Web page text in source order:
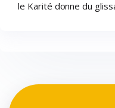
le Karité donne du